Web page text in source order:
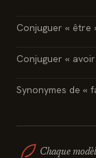
Conjuguer « être
Conjuguer «
Synonymes de «
Chaque